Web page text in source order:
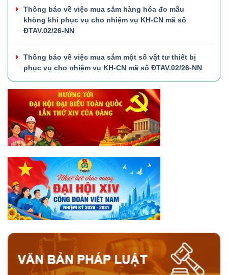
Thông báo về việc mua sắm hàng hóa đo mẫu
không khí phục vụ cho nhiệm vụ KH-CN mã số
ĐTAV.02/26-NN
Thông báo về việc mua sắm một số vật tư thiết bị
phục vụ cho nhiệm vụ KH-CN mã số ĐTAV.02/26-NN